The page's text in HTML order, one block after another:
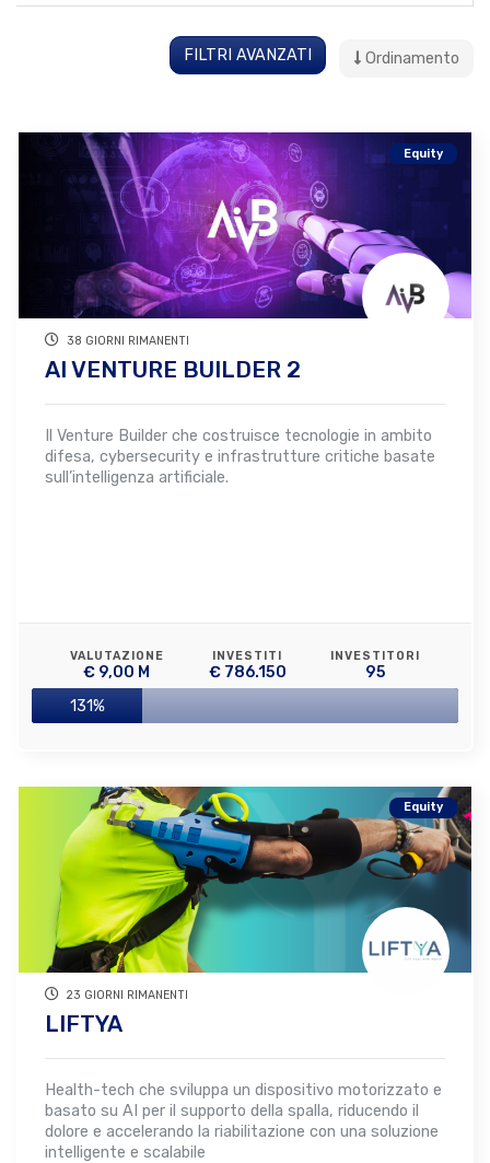
FILTRI AVANZATI Ordinamento
Equity
38 GIORNI RIMANENTI
AI VENTURE BUILDER 2
Il Venture Builder che costruisce tecnologie in ambito
difesa, cybersecurity e infrastrutture critiche basate
sull’intelligenza artificiale.
VALUTAZIONE
€ 9,00 M
INVESTITI
€ 786.150
INVESTITORI
95
131%
Equity
23 GIORNI RIMANENTI
LIFTYA
Health-tech che sviluppa un dispositivo motorizzato e
basato su AI per il supporto della spalla, riducendo il
dolore e accelerando la riabilitazione con una soluzione
intelligente e scalabile